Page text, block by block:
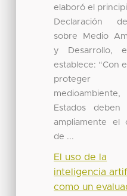
elaboró el
Declaración
sobre Medio
y Desarrollo,
establece: “Con
Estados deben
ampliamente el
de ...
El uso de la
inteligencia
como un